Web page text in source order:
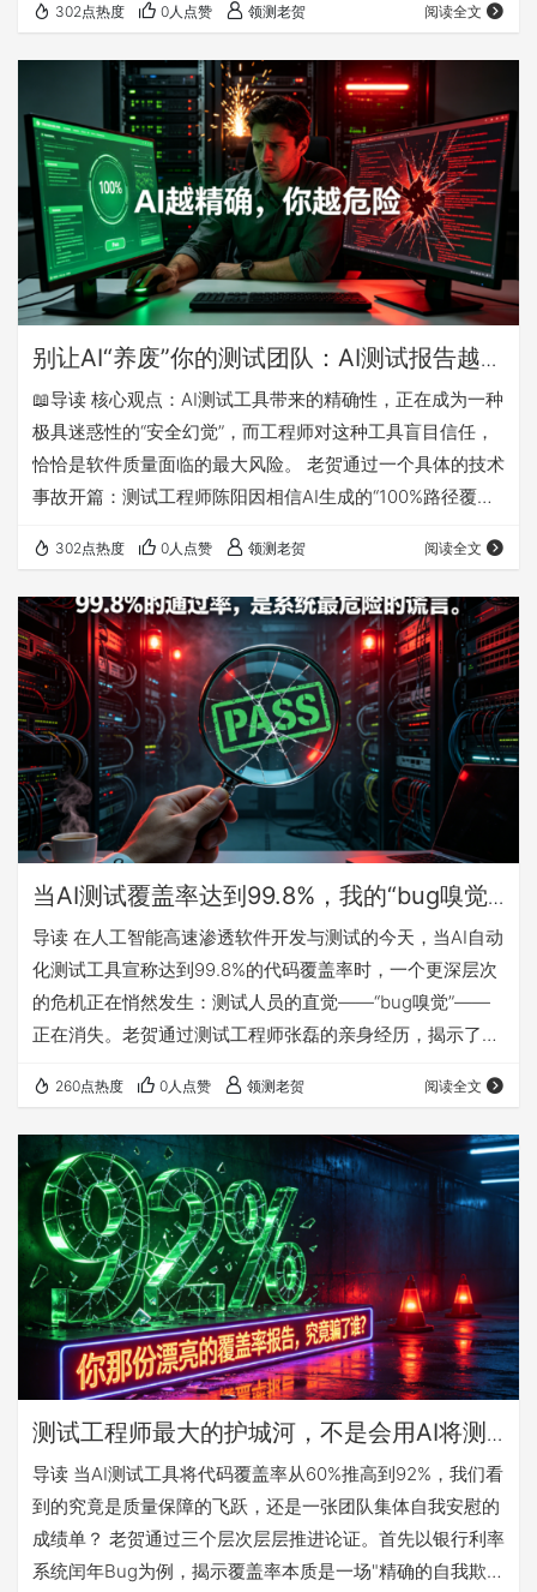
一种“顺势而为”。但这种“舒服”是有代价的——体验指标只
看结果、不看路径。用户点“满意”的背后，模型可能正在用3
倍的算力、充满幻觉的推理链路去“作弊”达成目标。 第二
层：这种依赖正在导致什么后果？ GitLab全球宕机8小时的
案例说明：体验指标天然回…
302点热度 0人点赞 领测老贺 阅读全文
别让AI“养废”你的测试团队：AI测试报告越
“完美”，你的系统离崩溃越近
📖导读 核心观点：AI测试工具带来的精确性，正在成为一种
极具迷惑性的“安全幻觉”，而工程师对这种工具盲目信任，
恰恰是软件质量面临的最大风险。 老贺通过一个具体的技术
事故开篇：测试工程师陈阳因相信AI生成的“100%路径覆
辑无法覆盖的“荒谬组合”，最终导致生产环境崩溃。这个案
例的核心问题是——AI的精确性并非能力的证明，而是缺陷
的伪装。 随后，老贺剖析了测试工程师在陷入这种“安全幻
觉”后通常会采取的三种“自救”策略，并一一指出其谬误： 加
大AI算力投入 ：这…
302点热度 0人点赞 领测老贺 阅读全文
当AI测试覆盖率达到99.8%，我的“bug嗅觉”
却消失了
导读 在人工智能高速渗透软件开发与测试的今天，当AI自动
化测试工具宣称达到99.8%的代码覆盖率时，一个更深层次
的危机正在悄然发生：测试人员的直觉——“bug嗅觉”——
正在消失。老贺通过测试工程师张磊的亲身经历，揭示了一
的同时，也在无形中“驯化”了人类专家，导致他们从“主动怀
疑”的探索者退化为“被动接收报告”的审查员。 老贺并非否定
AI的价值，而是警示一种危险的“能力让渡”。当AI生成的测
试用例专注于覆盖所有“已知路径”时，那些潜藏在业务逻辑
边缘、时序竞态、数据…
260点热度 0人点赞 领测老贺 阅读全文
测试工程师最大的护城河，不是会用AI将测
试覆盖率飙到92%，而是敢问那句"文档没写
的测试了吗"？
导读 当AI测试工具将代码覆盖率从60%推高到92%，我们看
到的究竟是质量保障的飞跃，还是一张团队集体自我安慰的
成绩单？ 老贺通过三个层次层层推进论证。首先以银行利率
系统闰年Bug为例，揭示覆盖率本质是一场"精确的自我欺